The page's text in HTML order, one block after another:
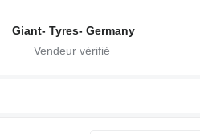
Giant- Tyres- Germany